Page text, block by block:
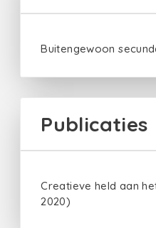
Buitengewoon
Publicaties
Creatieve held aan
2020)